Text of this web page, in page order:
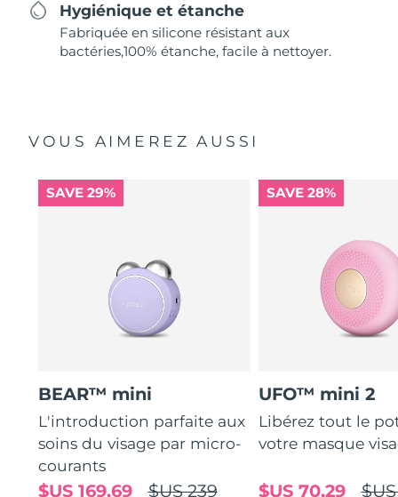
Hygiénique et étanche
Fabriquée en silicone résistant aux
bactéries,100% étanche, facile à nettoyer.
VOUS AIMEREZ AUSSI
SAVE 29%
BEAR™ mini
L'introduction parfaite aux
soins du visage par micro-
courants
$US 239
$US 169,69
SAVE 28%
UFO™ mini 2
Libérez tout le
votre masque
$US 70,29